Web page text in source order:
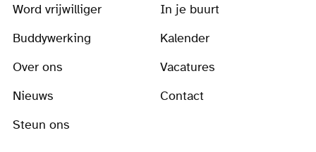
Word vrijwilliger
In je buurt
Buddywerking
Kalender
Over ons
Vacatures
Nieuws
Contact
Steun ons